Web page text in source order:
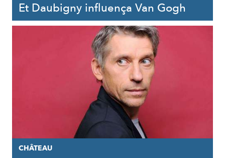
Et Daubigny influença Van Gogh
CHÂTEAU